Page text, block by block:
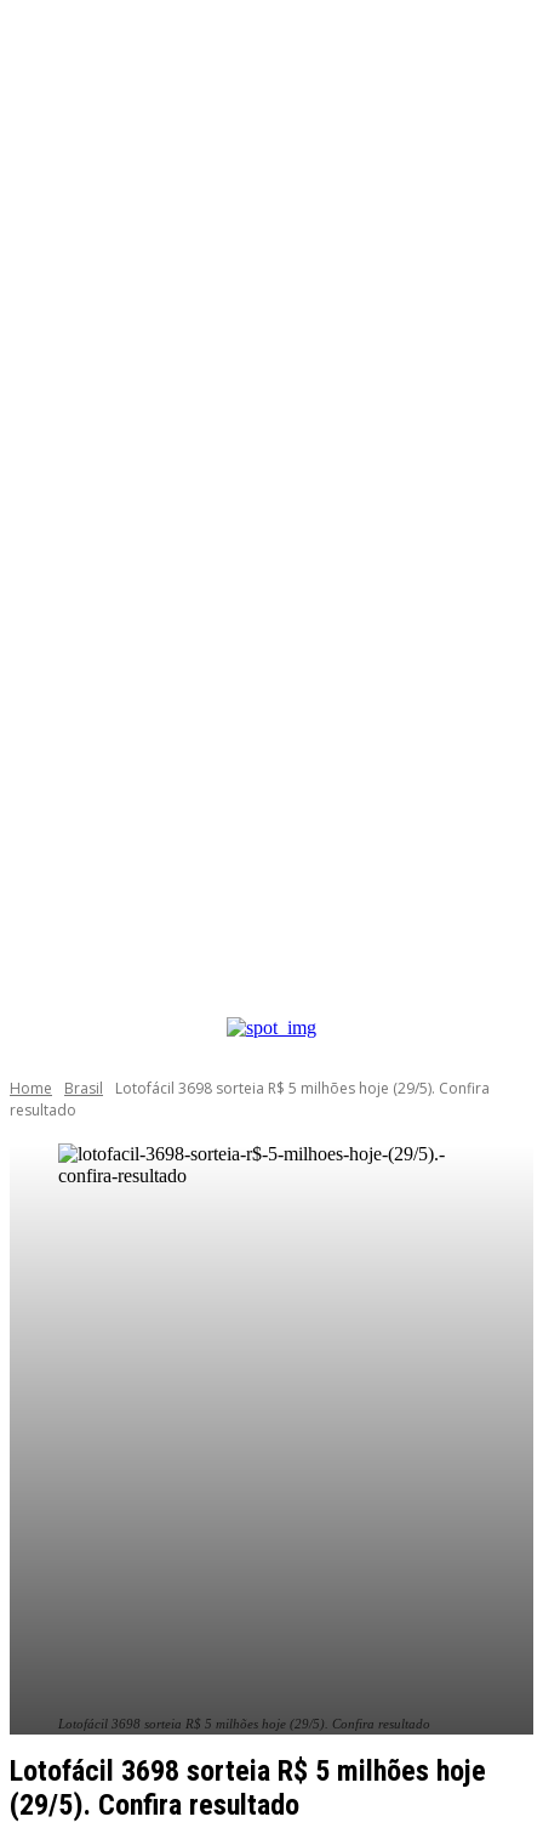
Home Brasil
Lotofácil 3698 sorteia R$ 5 milhões hoje (29/5). Confira
resultado
Lotofácil 3698 sorteia R$ 5 milhões hoje (29/5). Confira resultado
Lotofácil 3698 sorteia R$ 5 milhões hoje
(29/5). Confira resultado